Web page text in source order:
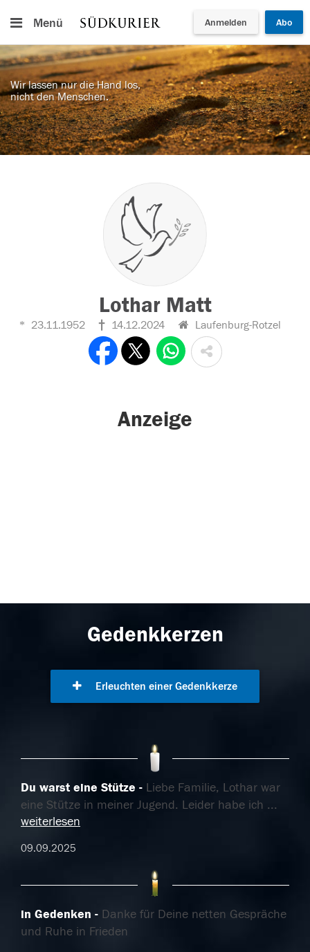
Menü Anmelden Abo
Wir lassen nur die Hand los,
nicht den Menschen.
Lothar Matt
23.11.1952 14.12.2024 Laufenburg-Rotzel
Anzeige
Gedenkkerzen
Erleuchten einer Gedenkkerze
Du warst eine Stütze
Liebe Familie, Lothar war
eine Stütze in meiner Jugend. Leider habe ich ...
weiterlesen
09.09.2025
in Gedenken
Danke für Deine netten Gespräche
und Ruhe in Frieden